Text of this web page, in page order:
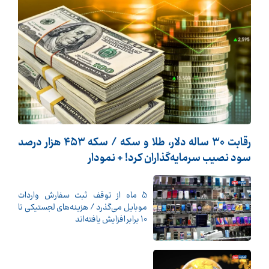
رقابت ۳۰ ساله دلار، طلا و سکه / سکه ۴۵۳ هزار درصد
سود نصیب سرمایه‌گذاران کرد! + نمودار
5 ماه از توقف ثبت سفارش واردات
موبایل می‌گذرد / هزینه‌های لجستیکی تا
10 برابر افزایش یافته‌اند